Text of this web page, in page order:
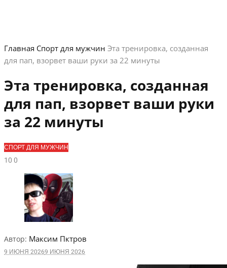
Главная Спорт для мужчин Эта тренировка, созданная
для пап, взорвет ваши руки за 22 минуты
Эта тренировка, созданная
для пап, взорвет ваши руки
за 22 минуты
СПОРТ ДЛЯ МУЖЧИН
100
Автор: Максим Пктров
9 ИЮНЯ 20269 ИЮНЯ 2026